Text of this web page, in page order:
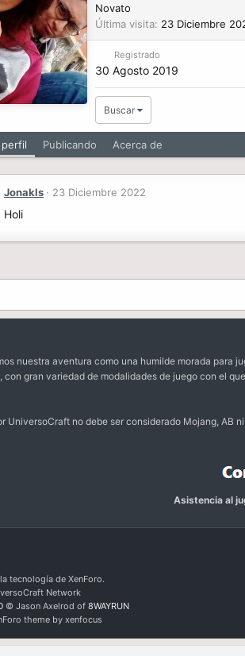
Novato
Última visita 23 Diciembre
Registrado
30 Agosto 2019
Buscar
Publicando Acerca de
Jonakls 23 Diciembre 2022
Holi
nuestra aventura como una humilde morada para
con gran variedad de modalidades de juego con el
UniversoCraft no debe ser considerado Mojang, AB
Asistencia al
tecnología de XenForo.
Network
© Jason Axelrod of 8WAYRUN
theme by xenfocus